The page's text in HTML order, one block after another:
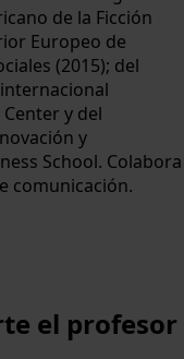
de la Ficción
Europeo de
(2015); del
y del
y
School. Colabora
comunicación.
el profesor